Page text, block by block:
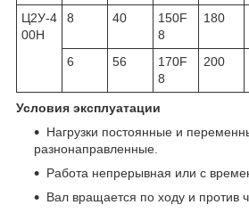
Ц2У-4
00Н
8 40
150F
8
180
6 56
170F
8
200
Условия эксплуатации
Нагрузки постоянные и
разнонаправленные.
Работа непрерывная или с
Вал вращается по ходу и против